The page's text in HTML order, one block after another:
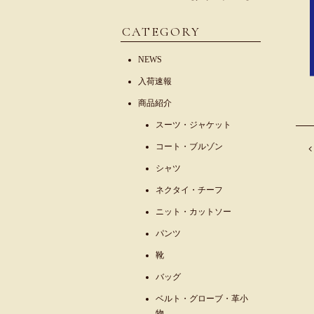
CATEGORY
NEWS
入荷速報
商品紹介
スーツ・ジャケット
コート・ブルゾン
シャツ
ネクタイ・チーフ
ニット・カットソー
パンツ
靴
バッグ
ベルト・グローブ・革小